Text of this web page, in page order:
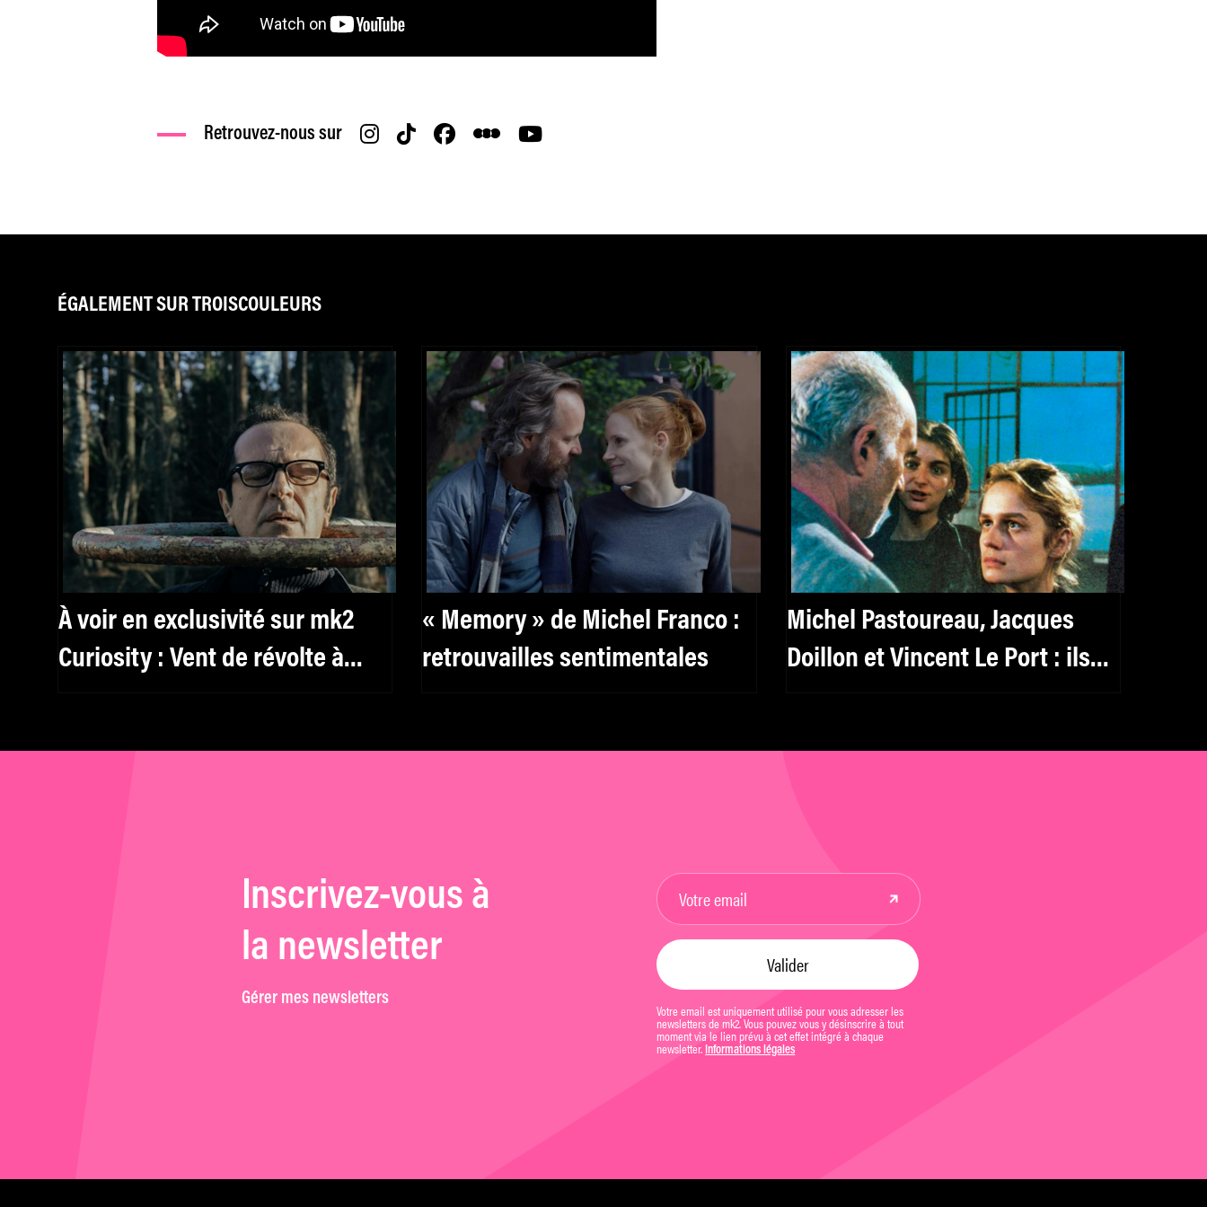
Retrouvez-nous sur
ÉGALEMENT SUR TROISCOULEURS
À voir en exclusivité sur mk2
Curiosity : Vent de révolte à
« Memory » de Michel Franco :
retrouvailles sentimentales
Michel Pastoureau, Jacques
Doillon et Vincent Le Port : ils
Inscrivez-vous à
la newsletter
Gérer mes newsletters
Votre email est uniquement utilisé pour vous adresser les
newsletters de mk2. Vous pouvez vous y désinscrire à tout
moment via le lien prévu à cet effet intégré à chaque
newsletter. Informations légales